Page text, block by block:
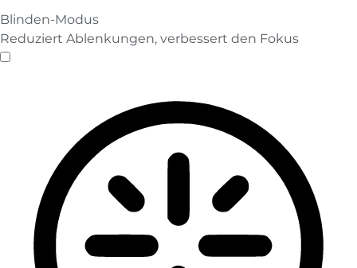
Blinden-Modus
Reduziert Ablenkungen, verbessert den Fokus
Blinden-Modus